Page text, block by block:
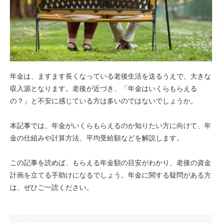
年金は、ますます長くなっている老後生活を送るうえで、大きな
収入源となります。老後が近づき、「年金はいくらもらえる
の？」と不安に感じている方は多いのではないでしょうか。
本記事では、年金がいくらもらえるのか知りたい方に向けて、年
金の仕組みや計算方法、平均受給額などを解説します。
この記事を読めば、もらえる年金額の目安がわかり、老後の資金
計画を立てる手助けになるでしょう。年金に関する疑問がある方
は、ぜひご一読ください。